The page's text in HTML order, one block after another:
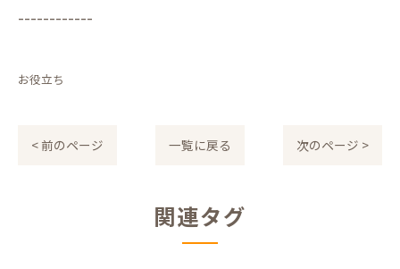
------------
お役立ち
< 前のページ 一覧に戻る 次のページ >
関連タグ